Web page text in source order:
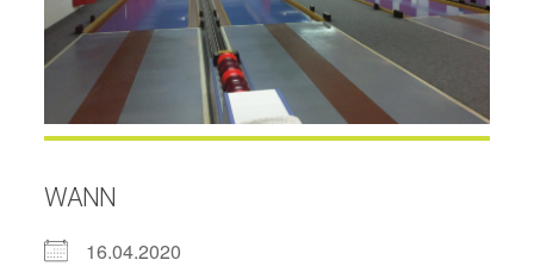
WANN
16.04.2020